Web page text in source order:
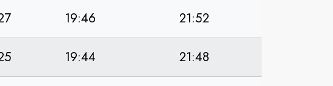
19:46 21:52
19:44 21:48